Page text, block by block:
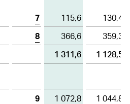
7 115,6
130,4
8 366,6
359,3
1 311,6 1 128,5
9 1 072,8
1 044,8